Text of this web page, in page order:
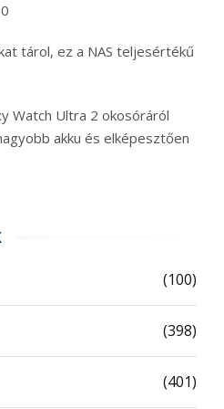
tárol, ez a NAS teljesértékű
Watch Ultra 2 okosóráról
akku és elképesztően
(100)
(398)
(401)